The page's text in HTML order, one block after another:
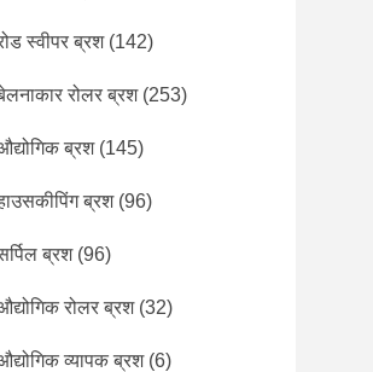
स्वीपर ब्रश(142)
रोलर ब्रश(253)
ब्रश(145)
ब्रश(96)
ब्रश(96)
रोलर ब्रश(32)
व्यापक ब्रश(6)